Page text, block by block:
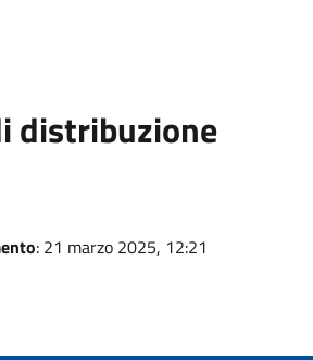
distribuzione
: 21 marzo 2025, 12:21